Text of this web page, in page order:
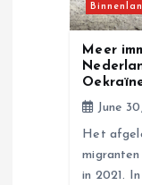
Meer
June
Het
in 2021.